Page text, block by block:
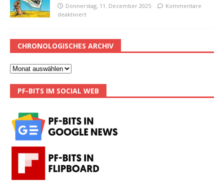
Donnerstag, 11. Dezember 2025
Kommentare
deaktiviert
CHRONOLOGISCHES ARCHIV
PF-BITS IM SOCIAL WEB